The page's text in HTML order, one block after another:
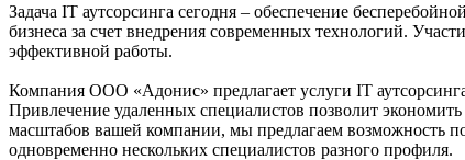
Задача IT аутсорсинга сегодня – обеспечение
бизнеса за счет внедрения современных технологий.
эффективной работы.
Компания ООО «Адонис» предлагает услуги IT
Привлечение удаленных специалистов позволит
масштабов вашей компании, мы предлагаем возможность
одновременно нескольких специалистов разного профиля.